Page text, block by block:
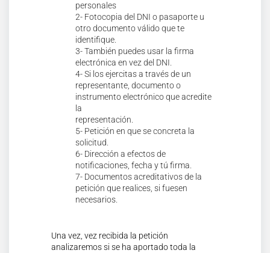
personales
2- Fotocopia del DNI o pasaporte u
otro documento válido que te
identifique.
3- También puedes usar la firma
electrónica en vez del DNI.
4- Si los ejercitas a través de un
representante, documento o
instrumento electrónico que acredite
la
representación.
5- Petición en que se concreta la
solicitud.
6- Dirección a efectos de
notificaciones, fecha y tú firma.
7- Documentos acreditativos de la
petición que realices, si fuesen
necesarios.
Una vez, vez recibida la petición
analizaremos si se ha aportado toda la